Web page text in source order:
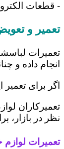
- قطعات
تعمیر و
تعمیرات
انجام داده و
اگر برای
تعمیرکاران
نظر در بازار،
تعمیرات